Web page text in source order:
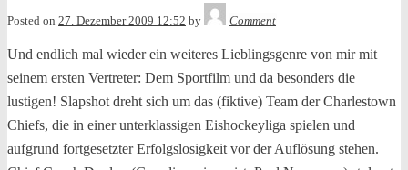
Posted on 27. Dezember 2009 12:52 by
Comment
Und endlich mal wieder ein weiteres Lieblingsgenre von mir mit
seinem ersten Vertreter: Dem Sportfilm und da besonders die
lustigen! Slapshot dreht sich um das (fiktive) Team der Charlestown
Chiefs, die in einer unterklassigen Eishockeyliga spielen und
aufgrund fortgesetzterErfolgslosigkeit vor der Auflösung stehen.